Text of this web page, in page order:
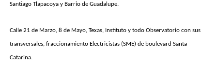
Santiago Tlapacoya y Barrio de Guadalupe.
Calle 21 de Marzo, 8 de Mayo, Texas, Instituto y todo Observatorio con sus
transversales, fraccionamiento Electricistas (SME) de boulevard Santa
Catarina.